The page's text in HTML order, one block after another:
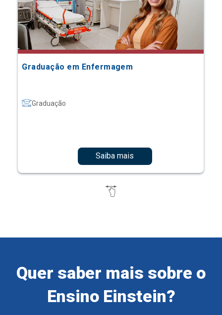
Graduação em Enfermagem
Graduação
Saiba mais
Quer saber mais sobre o
Ensino Einstein?